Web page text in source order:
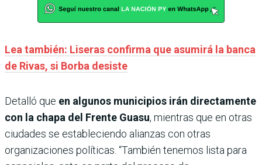
Lea también: Liseras confirma que asumirá la banca
de Rivas, si Borba desiste
Detalló que en algunos municipios irán directamente
con la chapa del Frente Guasu, mientras que en otras
ciudades se estableciendo alianzas con otras
organizaciones políticas. “También tenemos lista para